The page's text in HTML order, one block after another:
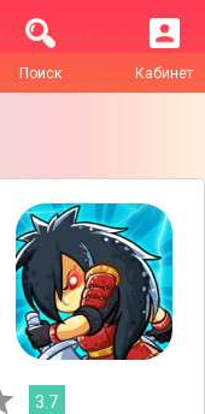
Кабинет
Поиск
3.7